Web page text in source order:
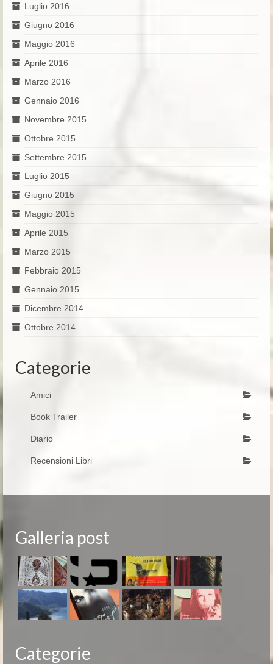
Luglio 2016
Giugno 2016
Maggio 2016
Aprile 2016
Marzo 2016
Gennaio 2016
Novembre 2015
Ottobre 2015
Settembre 2015
Luglio 2015
Giugno 2015
Maggio 2015
Aprile 2015
Marzo 2015
Febbraio 2015
Gennaio 2015
Dicembre 2014
Ottobre 2014
Categorie
Amici
Book Trailer
Diario
Recensioni Libri
Galleria post
Categorie